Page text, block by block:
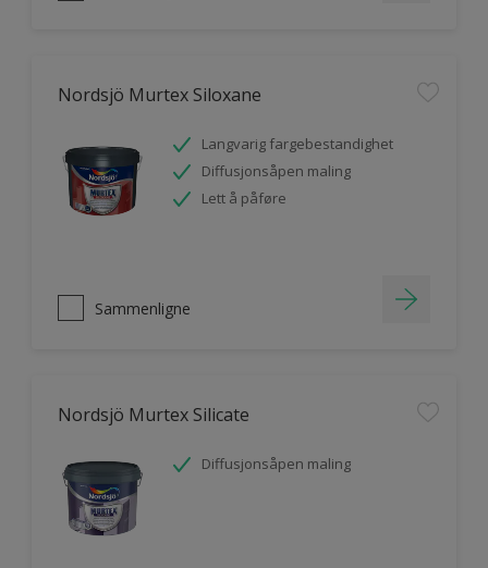
Nordsjö Murtex Siloxane
Langvarig fargebestandighet
Diffusjonsåpen maling
Lett å påføre
Sammenligne
Nordsjö Murtex Silicate
Diffusjonsåpen maling